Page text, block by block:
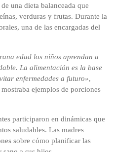
una dieta balanceada que
verduras y frutas. Durante la
una de las encargadas del
edad los niños aprendan a
La alimentación es la base
enfermedades a futuro»,
ejemplos de porciones
participaron en dinámicas que
saludables. Las madres
sobre cómo planificar las